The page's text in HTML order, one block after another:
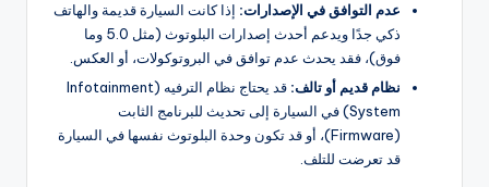
عدم التوافق في الإصدارات: إذا كانت السيارة قديمة والهاتف
ذكي جدًا ويدعم أحدث إصدارات البلوتوث (مثل 5.0 وما
فوق)، فقد يحدث عدم توافق في البروتوكولات، أو العكس.
نظام قديم أو تالف:
قد يحتاج نظام الترفيه (Infotainment
System) في السيارة إلى تحديث للبرنامج الثابت
(Firmware)، أو قد تكون وحدة البلوتوث نفسها في السيارة
قد تعرضت للتلف.